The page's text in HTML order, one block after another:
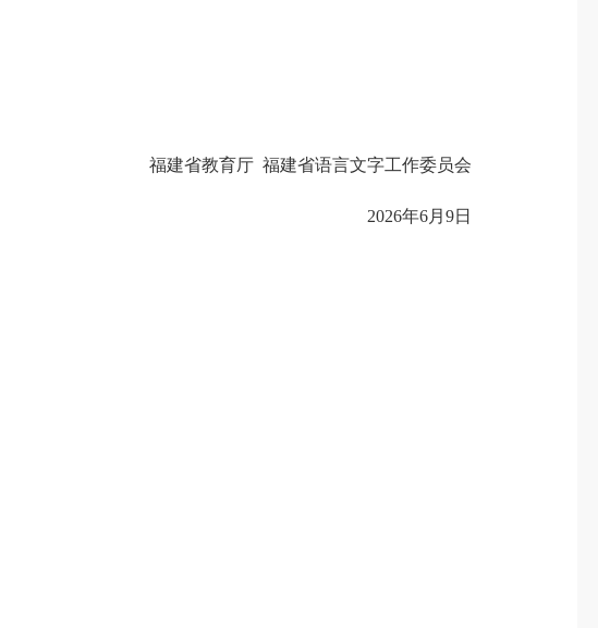
福建省教育厅 福建省语言文字工作委员会
2026年6月9日